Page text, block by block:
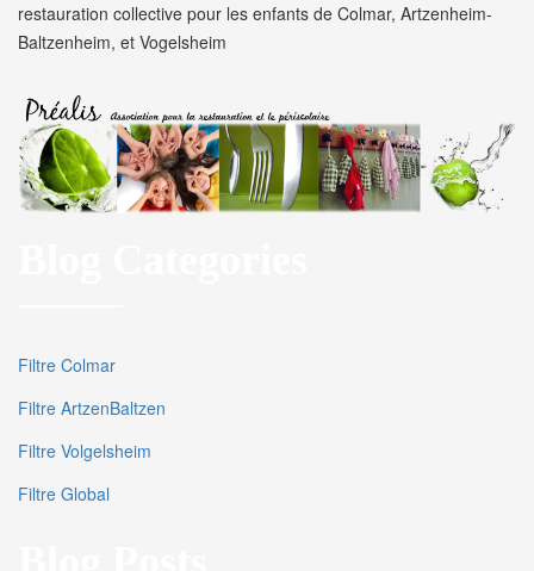
restauration collective pour les enfants de Colmar, Artzenheim-
Baltzenheim, et Vogelsheim
Filtre Colmar
Filtre ArtzenBaltzen
Filtre Volgelsheim
Filtre Global